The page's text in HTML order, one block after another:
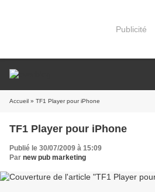
Publicité
Accueil » TF1 Player pour iPhone
TF1 Player pour iPhone
Publié le 30/07/2009 à 15:09
Par new pub marketing